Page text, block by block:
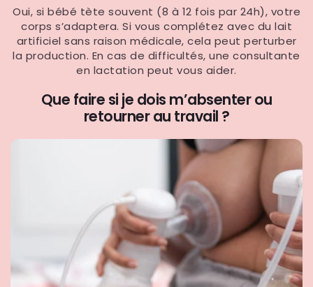
Oui, si bébé tète souvent (8 à 12 fois par 24h), votre
corps s’adaptera. Si vous complétez avec du lait
artificiel sans raison médicale, cela peut perturber
la production. En cas de difficultés, une consultante
en lactation peut vous aider.
Que faire si je dois m’absenter ou
retourner au travail ?